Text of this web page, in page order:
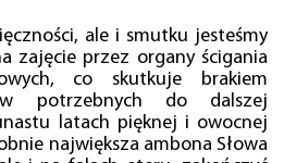
ale i smutku jesteśmy
zajęcie przez organy ścigania
co skutkuje brakiem
potrzebnych do dalszej
latach pięknej i owocnej
największa ambona Słowa